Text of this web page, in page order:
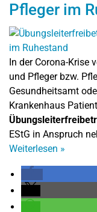
Pfleger im
In der Corona-Krise
und Pfleger bzw.
Gesundheitsamt
Krankenhaus
EStG in Anspruch
Weiterlesen »